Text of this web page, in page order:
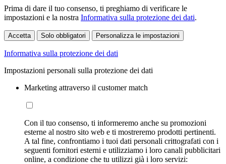
Prima di dare il tuo consenso, ti preghiamo di verificare le
impostazioni e la nostra Informativa sulla protezione dei dati.
Accetta Solo obbligatori Personalizza le impostazioni
Informativa sulla protezione dei dati
Impostazioni personali sulla protezione dei dati
Marketing attraverso il customer match
Con il tuo consenso, ti informeremo anche su promozioni
esterne al nostro sito web e ti mostreremo prodotti pertinenti.
A tal fine, confrontiamo i tuoi dati personali crittografati con i
seguenti fornitori esterni e utilizziamo i loro canali pubblicitari
online, a condizione che tu utilizzi già i loro servizi: